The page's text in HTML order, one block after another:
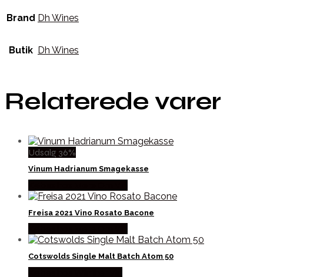
Brand Dh Wines
Butik Dh Wines
Relaterede varer
Udsalg 36%
Vinum Hadrianum Smagekasse
Freisa 2021 Vino Rosato Bacone
Cotswolds Single Malt Batch Atom 50